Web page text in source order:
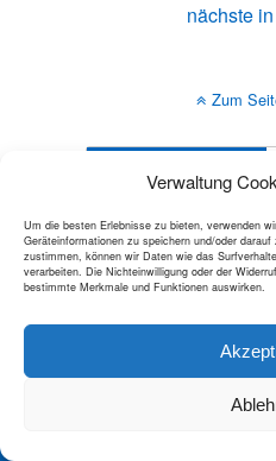
Verwaltung
Um die besten Erlebnisse zu bieten, verwenden
Geräteinformationen zu speichern und/oder
zustimmen, können wir Daten wie das
verarbeiten. Die Nichteinwilligung oder der
bestimmte Merkmale und Funktionen auswirken.
nächste
Zum
All content Copyright